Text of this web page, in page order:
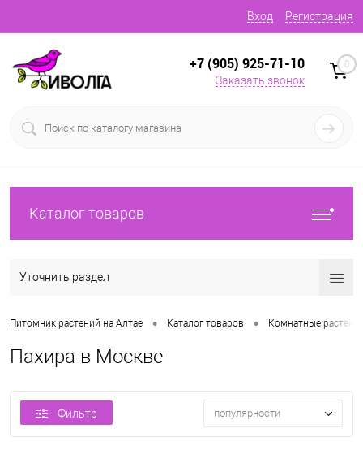
Вход Регистрация
+7 (905) 925-71-10
Заказать звонок
0
Каталог товаров
Уточнить раздел
Питомник растений на Алтае • Каталог товаров • Комнатные
Пахира в Москве
Фильтр популярности